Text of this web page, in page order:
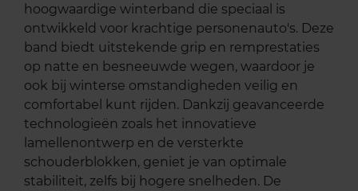
hoogwaardige winterband die speciaal is
ontwikkeld voor krachtige personenauto's. Deze
band biedt uitstekende grip en remprestaties
op natte en besneeuwde wegen, waardoor je
ook bij winterse omstandigheden veilig en
comfortabel kunt rijden. Dankzij geavanceerde
technologieën zoals het innovatieve
lamellenontwerp en de versterkte
schouderblokken, geniet je van optimale
stabiliteit, zelfs bij hogere snelheden. De